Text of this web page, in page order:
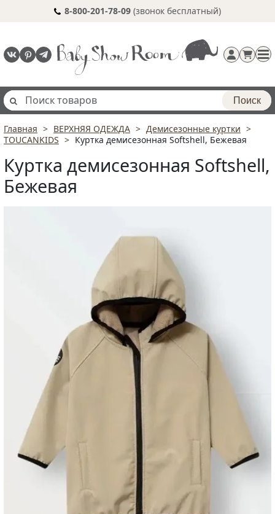
8-800-201-78-09 (звонок бесплатный)
Регистрация
Поиск
Главная ВЕРХНЯЯ ОДЕЖДА
Демисезонные куртки
TOUCANKIDS
Куртка демисезонная Softshell, Бежевая
Куртка демисезонная Softshell,
Бежевая